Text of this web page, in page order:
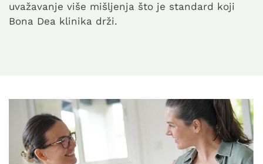
uvažavanje više mišljenja što je standard koji
Bona Dea klinika drži.